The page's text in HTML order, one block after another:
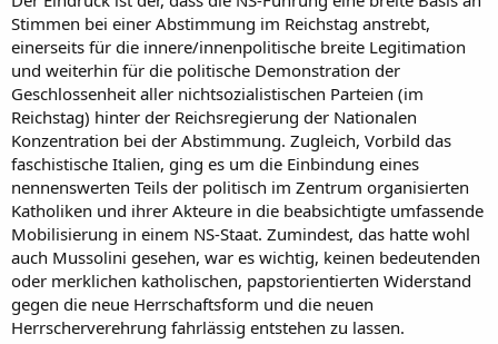
Stimmen bei einer Abstimmung im Reichstag anstrebt,
einerseits für die innere/innenpolitische breite Legitimation
und weiterhin für die politische Demonstration der
Geschlossenheit aller nichtsozialistischen Parteien (im
Reichstag) hinter der Reichsregierung der Nationalen
Konzentration bei der Abstimmung. Zugleich, Vorbild das
faschistische Italien, ging es um die Einbindung eines
nennenswerten Teils der politisch im Zentrum organisierten
Katholiken und ihrer Akteure in die beabsichtigte umfassende
Mobilisierung in einem NS-Staat. Zumindest, das hatte wohl
auch Mussolini gesehen, war es wichtig, keinen bedeutenden
oder merklichen katholischen, papstorientierten Widerstand
gegen die neue Herrschaftsform und die neuen
Herrscherverehrung fahrlässig entstehen zu lassen.